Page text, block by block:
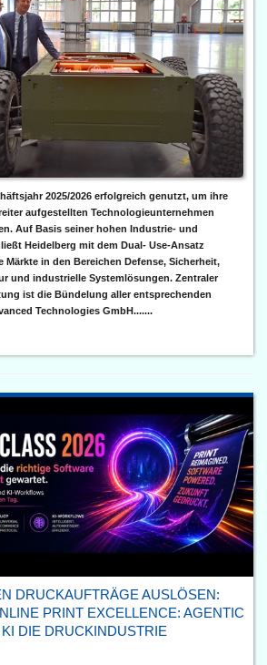
2025/2026 erfolgreich genutzt, um ihre
aufgestellten Technologieunternehmen
Auf Basis seiner hohen Industrie- und
Heidelberg mit dem Dual- Use-Ansatz
in den Bereichen Defense, Sicherheit,
und industrielle Systemlösungen. Zentraler
ist die Bündelung aller entsprechenden
Technologies GmbH.......
DRUCKAUFTRÄGE AUSLÖSEN:
PRINT EXCELLENCE: AGENTIC
DIE DRUCKINDUSTRIE